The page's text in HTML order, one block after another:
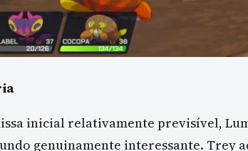
inicial relativamente previsível,
genuinamente interessante. Trey